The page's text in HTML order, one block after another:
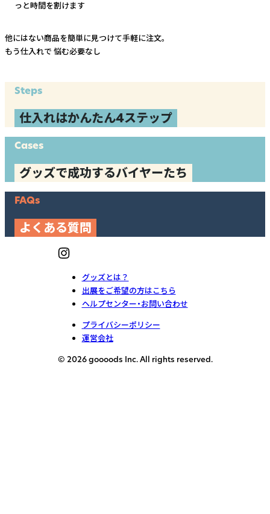
っと時間を割けます
他にはない商品を簡単に見つけて手軽に注文。
もう仕入れで 悩む必要なし
Steps
仕入れはかんたん4ステップ
Cases
グッズで成功するバイヤーたち
FAQs
よくある質問
グッズとは？
出展をご希望の方はこちら
ヘルプセンター・お問い合わせ
プライバシーポリシー
運営会社
© 2026 goooods Inc. All rights reserved.